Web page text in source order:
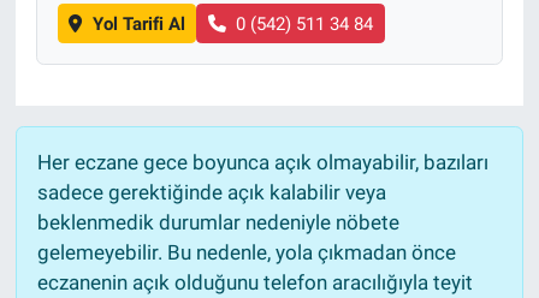
Yol Tarifi Al 0 (542) 511 34 84
Her eczane gece boyunca açık olmayabilir, bazıları
sadece gerektiğinde açık kalabilir veya
beklenmedik durumlar nedeniyle nöbete
gelemeyebilir. Bu nedenle, yola çıkmadan önce
eczanenin açık olduğunu telefon aracılığıyla teyit